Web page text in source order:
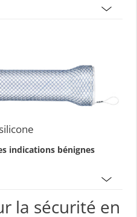
indications bénignes
la sécurité en